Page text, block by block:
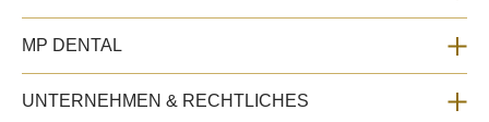
MP DENTAL
UNTERNEHMEN & RECHTLICHES